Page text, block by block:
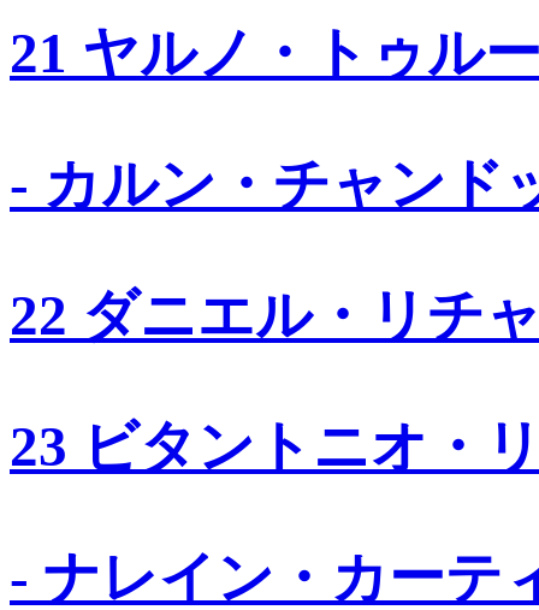
21 ヤルノ・トゥル
- カルン・チャンド
22 ダニエル・リチ
23 ビタントニオ・
- ナレイン・カーテ